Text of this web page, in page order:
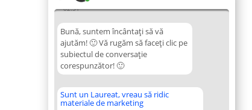
02:51
Bună, suntem încântați să vă
ajutăm! 🙂 Vă rugăm să faceți clic pe
subiectul de conversație
corespunzător! 🙂
Sunt un Laureat, vreau să ridic
materiale de marketing